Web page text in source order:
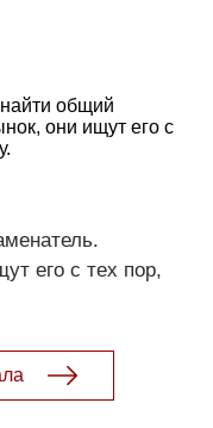
общий
они ищут его с
его с тех пор,